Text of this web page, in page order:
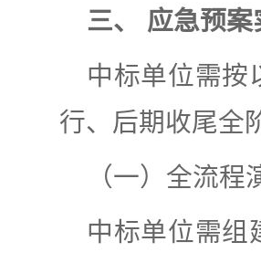
三、 应急预
中标单位需按
行、后期收尾全
（一）全流
中标单位需组